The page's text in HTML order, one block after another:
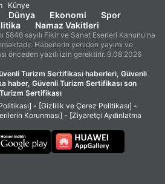
Künye
Dünya Ekonomi
Spor
Namaz Vakitleri
5846 sayılı Fikir ve Sanat Eserleri Kanunu'na
Haberlerin yeniden yayımı ve
önceden yazılı izin gerektirir. 9.08.2026
Turizm Sertifikası haberleri, Güvenli
haber, Güvenli Turizm Sertifikası son
Sertifikası
- [Gizlilik ve Çerez Politikası] -
Korunması] - [Ziyaretçi Aydınlatma